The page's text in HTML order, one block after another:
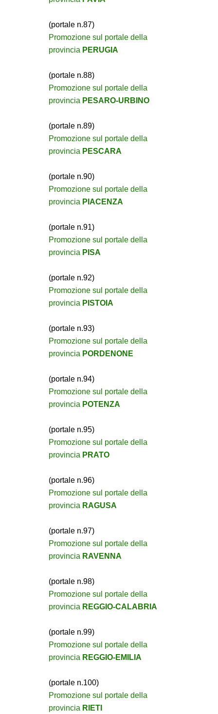
(portale n.87)
Promozione sul portale della
provincia PERUGIA
(portale n.88)
Promozione sul portale della
provincia PESARO-URBINO
(portale n.89)
Promozione sul portale della
provincia PESCARA
(portale n.90)
Promozione sul portale della
provincia PIACENZA
(portale n.91)
Promozione sul portale della
provincia PISA
(portale n.92)
Promozione sul portale della
provincia PISTOIA
(portale n.93)
Promozione sul portale della
provincia PORDENONE
(portale n.94)
Promozione sul portale della
provincia POTENZA
(portale n.95)
Promozione sul portale della
provincia PRATO
(portale n.96)
Promozione sul portale della
provincia RAGUSA
(portale n.97)
Promozione sul portale della
provincia RAVENNA
(portale n.98)
Promozione sul portale della
provincia REGGIO-CALABRIA
(portale n.99)
Promozione sul portale della
provincia REGGIO-EMILIA
(portale n.100)
Promozione sul portale della
provincia RIETI